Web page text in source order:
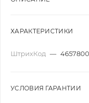
ХАРАКТЕРИСТИКИ
ШтрихКод —
УСЛОВИЯ ГАРАНТИИ